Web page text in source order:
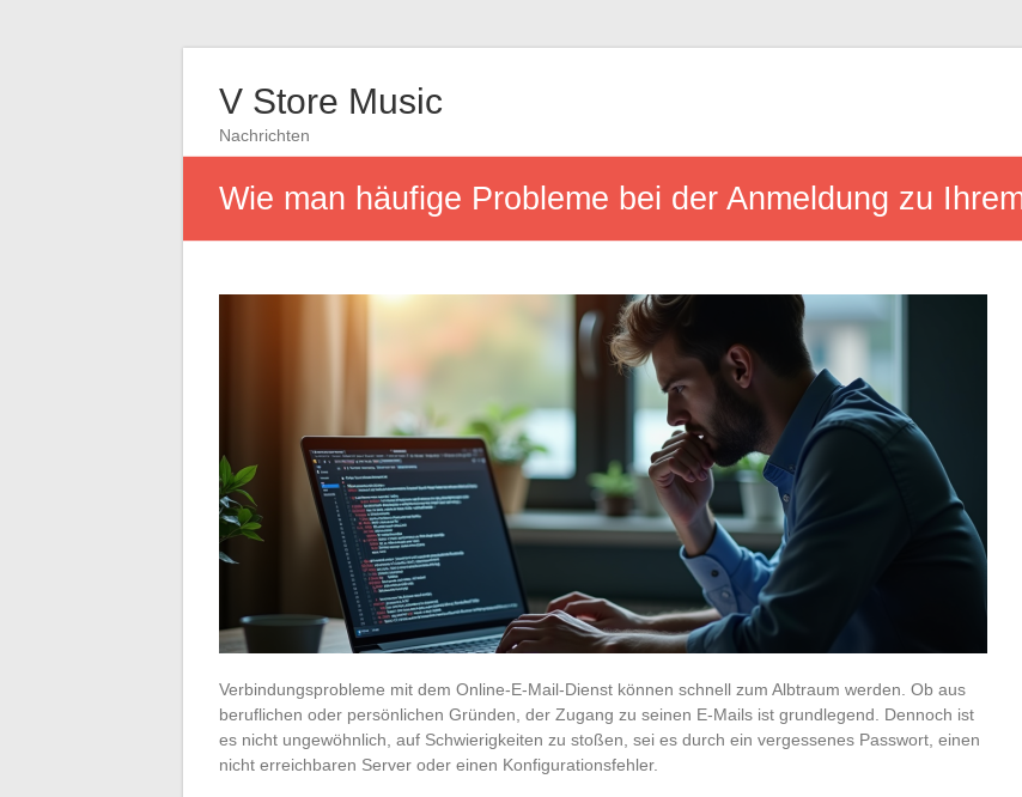
V Store Music
Nachrichten
Wie man häufige Probleme bei der Anmeldung zu
Verbindungsprobleme mit dem Online-E-Mail-Dienst können schnell zum Albtraum werden. Ob aus
beruflichen oder persönlichen Gründen, der Zugang zu seinen E-Mails ist grundlegend. Dennoch ist
es nicht ungewöhnlich, auf Schwierigkeiten zu stoßen, sei es durch ein vergessenes Passwort, einen
nicht erreichbaren Server oder einen Konfigurationsfehler.